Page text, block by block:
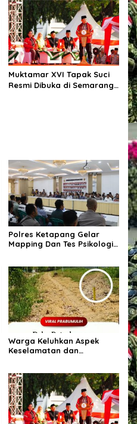
Muktamar XVI Tapak Suci
Resmi Dibuka di Semarang,
Polres Ketapang Gelar
Mapping Dan Tes Psikologi
Bagpsikologi Ro SDM Polda
Kalbar
Warga Keluhkan Aspek
Keselamatan dan